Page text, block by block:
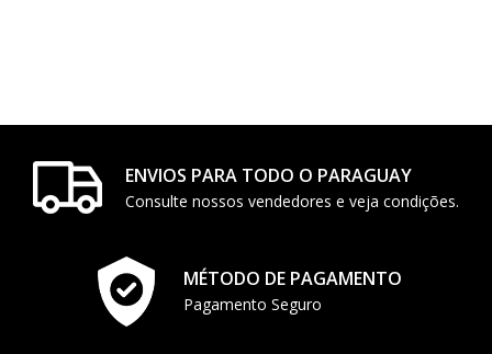
ENVIOS PARA TODO O PARAGUAY
Consulte nossos vendedores e veja condições.
MÉTODO DE PAGAMENTO
Pagamento Seguro